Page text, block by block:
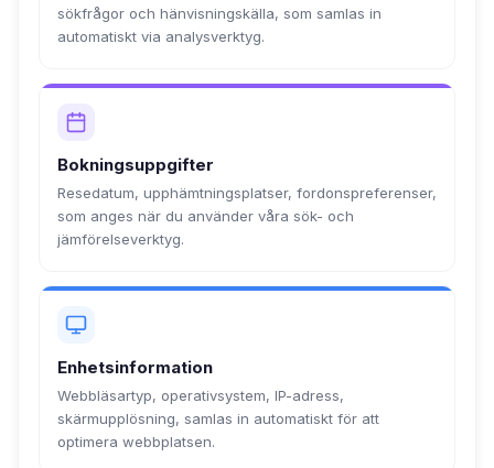
sökfrågor och hänvisningskälla, som samlas in
automatiskt via analysverktyg.
Bokningsuppgifter
Resedatum, upphämtningsplatser, fordonspreferenser,
som anges när du använder våra sök- och
jämförelseverktyg.
Enhetsinformation
Webbläsartyp, operativsystem, IP-adress,
skärmupplösning, samlas in automatiskt för att
optimera webbplatsen.